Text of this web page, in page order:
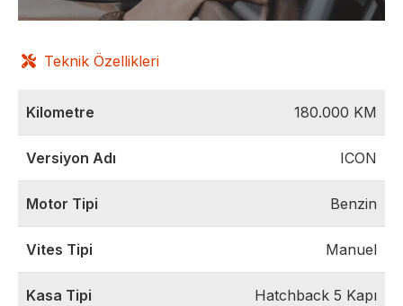
Teknik Özellikleri
Kilometre 180.000 KM
Versiyon Adı ICON
Motor Tipi Benzin
Vites Tipi Manuel
Kasa Tipi Hatchback 5 Kapı